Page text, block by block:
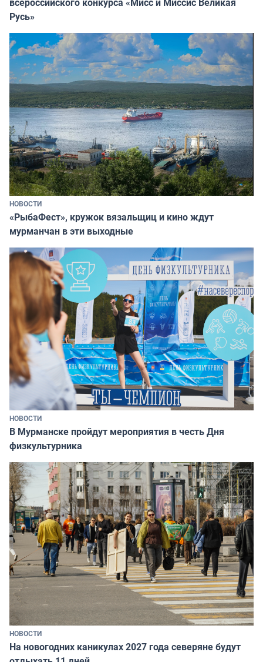
Русь»
НОВОСТИ
«РыбаФест», кружок вязальщиц и кино ждут
мурманчан в эти выходные
НОВОСТИ
В Мурманске пройдут мероприятия в честь Дня
физкультурника
НОВОСТИ
На новогодних каникулах 2027 года северяне будут